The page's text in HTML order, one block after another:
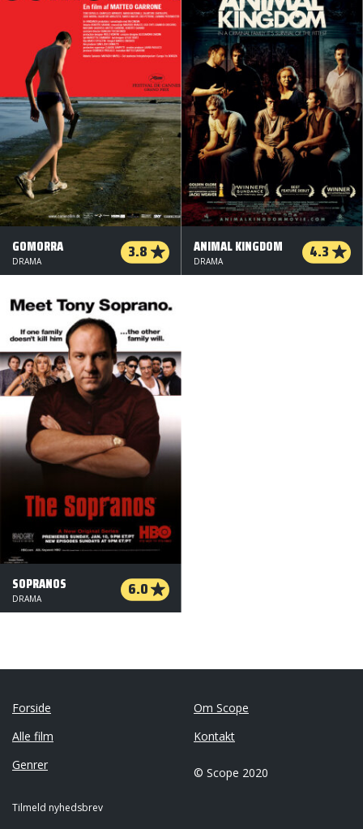
GOMORRA 3.8
DRAMA
ANIMAL KINGDOM 4.3
DRAMA
SOPRANOS 6.0
DRAMA
Forside
Alle film
Genrer
Om Scope
Kontakt
© Scope 2020
Tilmeld nyhedsbrev